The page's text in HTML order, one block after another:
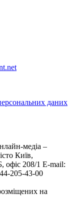
даних
медіа –
Київ,
208/1 E-mail:
205-43-00
на